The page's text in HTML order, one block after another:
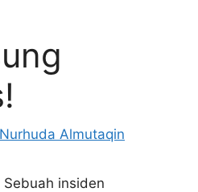
Almutaqin
Sebuah insiden